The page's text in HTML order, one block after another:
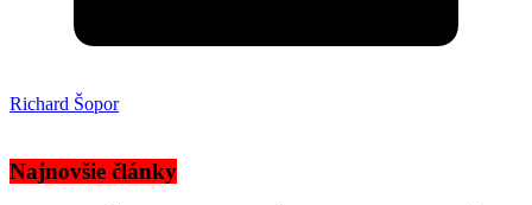
Richard Šopor
Najnovšie články